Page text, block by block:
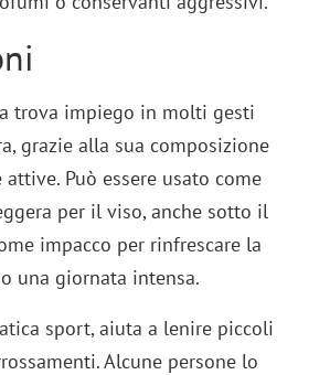
trova impiego in molti gesti
grazie alla sua composizione
Può essere usato come
per il viso, anche sotto il
impacco per rinfrescare la
una giornata intensa.
sport, aiuta a lenire piccoli
Alcune persone lo